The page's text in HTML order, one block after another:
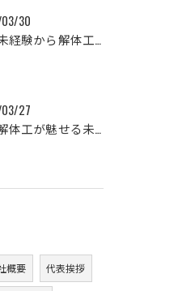
30
千葉で未経験から解体工になる道
27
千葉の解体工が魅せる未経験高収入
概要 代表挨拶